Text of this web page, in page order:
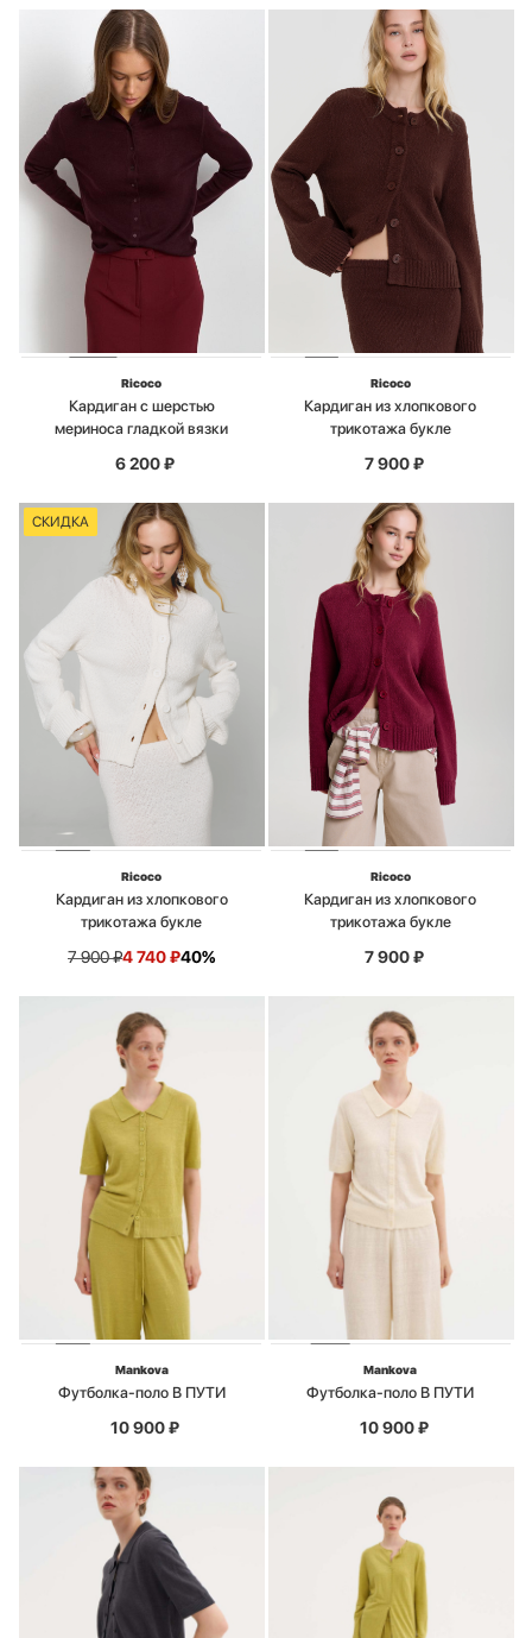
Ricoco
Кардиган с шерстью
мериноса гладкой вязки
6 200₽
Ricoco
Кардиган из хлопкового
трикотажа букле
7 900₽
СКИДКА
Ricoco
Кардиган из хлопкового
трикотажа букле
7 900₽4 740₽40%
Ricoco
Кардиган из хлопкового
трикотажа букле
7 900₽
Mankova
Футболка-поло В ПУТИ
10 900₽
Mankova
Футболка-поло В ПУТИ
10 900₽